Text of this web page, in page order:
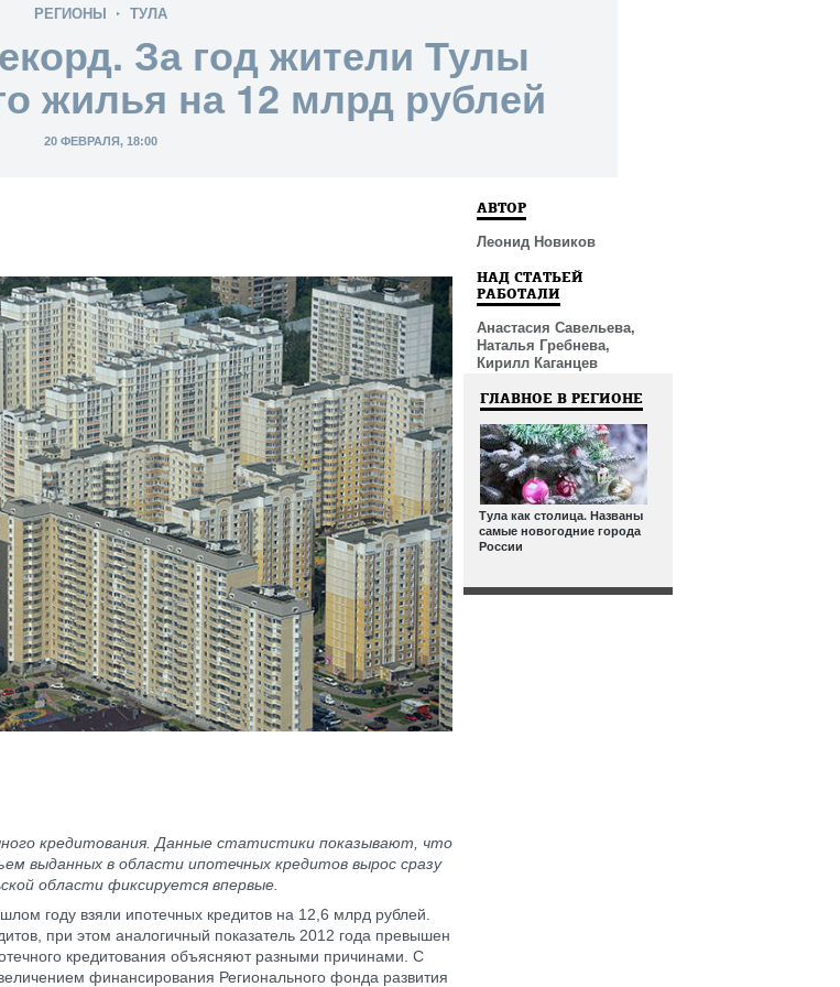
РЕГИОНЫ ТУЛА
За год жители Тулы
жилья на 12 млрд рублей
20 ФЕВРАЛЯ, 18:00
кредитования. Данные статистики показывают, что
выданных в области ипотечных кредитов вырос сразу
области фиксируется впервые.
году взяли ипотечных кредитов на 12,6 млрд рублей.
при этом аналогичный показатель 2012 года превышен
кредитования объясняют разными причинами. С
финансирования Регионального фонда развития
АВТОР
Леонид Новиков
НАД СТАТЬЕЙ
РАБОТАЛИ
Анастасия Савельева,
Наталья Гребнева,
Кирилл Каганцев
ГЛАВНОЕ В РЕГИОНЕ
Тула как столица. Названы
самые новогодние города
России